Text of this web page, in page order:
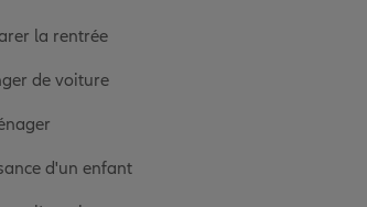
la rentrée
de voiture
d'un enfant